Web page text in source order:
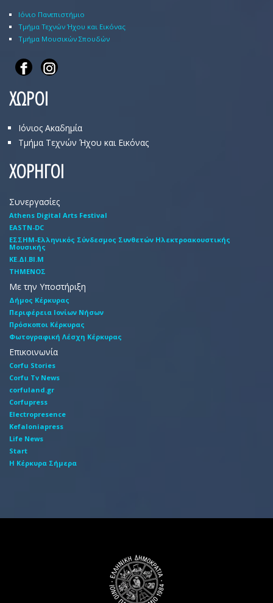
Ιόνιο Πανεπιστήμιο
Τμήμα Τεχνών Ήχου και Εικόνας
Τμήμα Μουσικών Σπουδών
ΧΩΡΟΙ
Ιόνιος Ακαδημία
Τμήμα Τεχνών Ήχου και Εικόνας
ΧΟΡΗΓΟΙ
Συνεργασίες
Athens Digital Arts Festival
EASTN-DC
EΣΣHM-Eλληνικός Σύνδεσμος Συνθετών Hλεκτροακουστικής
Mουσικής
ΚΕ.ΔΙ.ΒΙ.Μ
ΤΗΜΕΝΟΣ
Με την Υποστήριξη
Δήμος Κέρκυρας
Περιφέρεια Ιονίων Νήσων
Πρόσκοποι Κέρκυρας
Φωτογραφική Λέσχη Κέρκυρας
Επικοινωνία
Corfu Stories
Corfu Tv News
corfuland.gr
Corfupress
Electropresence
Kefaloniapress
Life News
Start
Η Κέρκυρα Σήμερα